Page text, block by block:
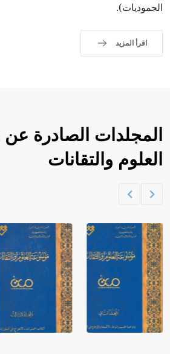
الجموديات).
اقرأ المزيد
المجلدات الصادرة
العلوم والتقانات